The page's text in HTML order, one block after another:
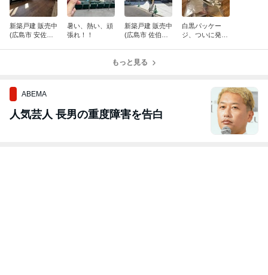
新築戸建 販売中
(広島市 安佐南
暑い、熱い、頑
張れ！！
新築戸建 販売中
(広島市 佐伯
白黒パッケー
ジ、ついに発
もっと見る
ABEMA
人気芸人 長男の重度障害を告白